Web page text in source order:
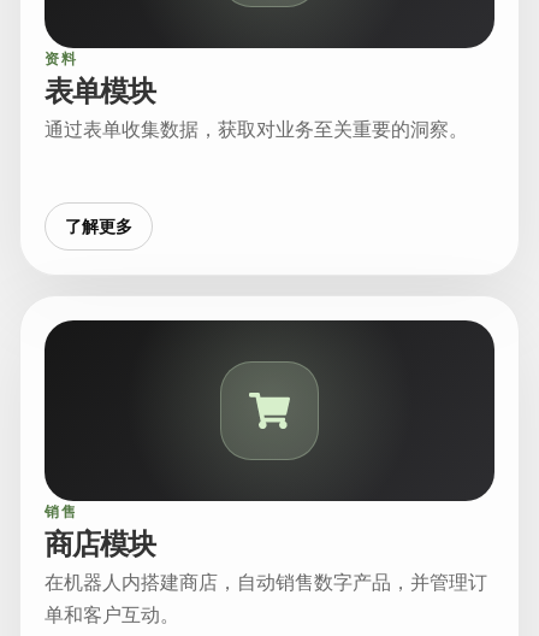
资料
表单模块
通过表单收集数据，获取对业务至关重要的洞察。
了解更多
销售
商店模块
在机器人内搭建商店，自动销售数字产品，并管理订
单和客户互动。